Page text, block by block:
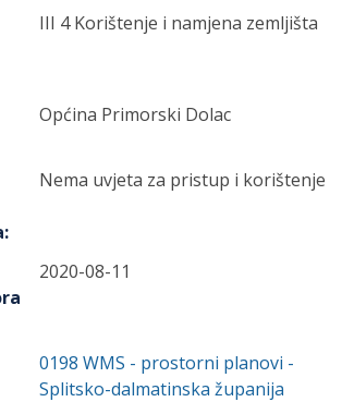
III 4 Korištenje i namjena zemljišta
Općina Primorski Dolac
:
Nema uvjeta za pristup i korištenje
2020-08-11
0198 WMS - prostorni planovi -
Splitsko-dalmatinska županija